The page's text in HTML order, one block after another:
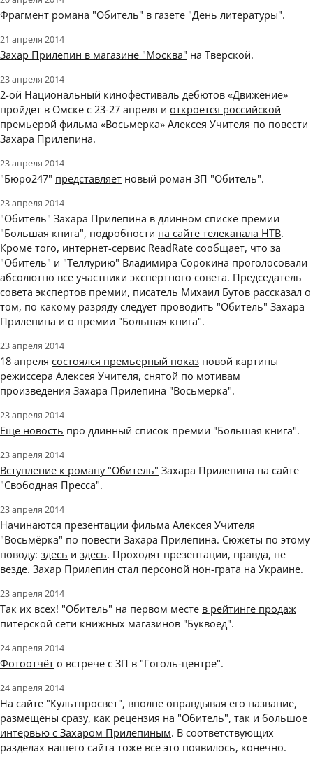
Фрагмент романа "Обитель" в газете "День литературы".
21 апреля 2014
Захар Прилепин в магазине "Москва" на Тверской.
23 апреля 2014
2-ой Национальный кинофестиваль дебютов «Движение»
пройдет в Омске с 23-27 апреля и откроется российской
премьерой фильма «Восьмерка» Алексея Учителя по повести
Захара Прилепина.
23 апреля 2014
"Бюро247" представляет новый роман ЗП "Обитель".
23 апреля 2014
"Обитель" Захара Прилепина в длинном списке премии
"Большая книга", подробности на сайте телеканала НТВ.
Кроме того, интернет-сервис ReadRate сообщает, что за
"Обитель" и "Теллурию" Владимира Сорокина проголосовали
абсолютно все участники экспертного совета. Председатель
совета экспертов премии, писатель Михаил Бутов рассказал о
том, по какому разряду следует проводить "Обитель" Захара
Прилепина и о премии "Большая книга".
23 апреля 2014
18 апреля состоялся премьерный показ новой картины
режиссера Алексея Учителя, снятой по мотивам
произведения Захара Прилепина "Восьмерка".
23 апреля 2014
Еще новость про длинный список премии "Большая книга".
23 апреля 2014
Вступление к роману "Обитель" Захара Прилепина на сайте
"Свободная Пресса".
23 апреля 2014
Начинаются презентации фильма Алексея Учителя
"Восьмёрка" по повести Захара Прилепина. Сюжеты по этому
поводу: здесь и здесь. Проходят презентации, правда, не
везде. Захар Прилепин стал персоной нон-грата на Украине.
23 апреля 2014
Так их всех! "Обитель" на первом месте в рейтинге продаж
питерской сети книжных магазинов "Буквоед".
24 апреля 2014
Фотоотчёт о встрече с ЗП в "Гоголь-центре".
24 апреля 2014
На сайте "Культпросвет", вполне оправдывая его название,
размещены сразу, как рецензия на "Обитель", так и большое
интервью с Захаром Прилепиным. В соответствующих
разделах нашего сайта тоже все это появилось, конечно.